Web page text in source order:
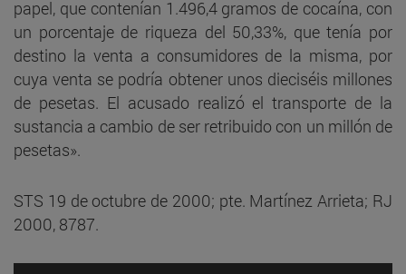
papel, que contenían 1.496,4 gramos de cocaína, con
un porcentaje de riqueza del 50,33%, que tenía por
destino la venta a consumidores de la misma, por
cuya venta se podría obtener unos dieciséis millones
de pesetas. El acusado realizó el transporte de la
sustancia a cambio de ser retribuido con un millón de
pesetas».
STS 19 de octubre de 2000; pte. Martínez Arrieta; RJ
2000, 8787.